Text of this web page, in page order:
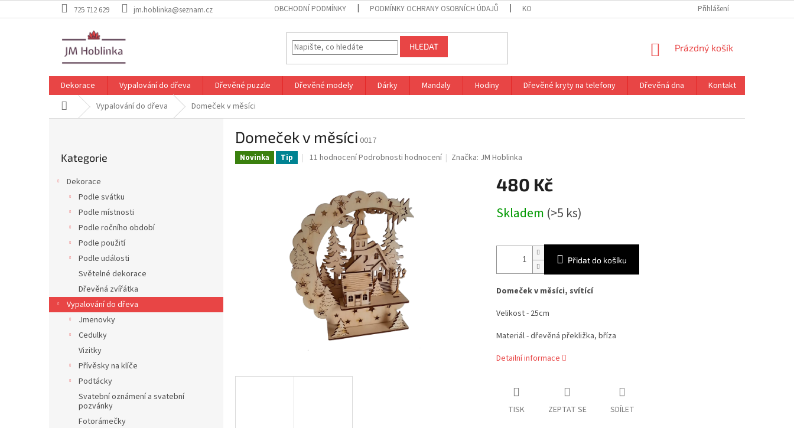
na
725 712 629 jm.hoblinka@seznam.cz OBCHODNÍ PODMÍNKY PODMÍNKY OCHRANY OSOBNÍCH ÚDAJŮ KONTAKT Přihlášení
HLEDAT
NÁKUPNÍ
Prázdný košík
Dekorace Vypalování do dřeva Dřevěné puzzle Dřevěné modely Dárky Mandaly Hodiny Dřevěné kryty na telefony Dřevěná dna
Kontakt
Domů Vypalování do dřeva Domeček v měsíci
l
kategorie
Kategorie
Dekorace
Podle svátku
Podle místnosti
Podle ročního období
Podle použití
Podle události
Světelné dekorace
Dřevěná zvířátka
Vypalování do dřeva
Jmenovky
Cedulky
Vizitky
Přívěsky na klíče
Podtácky
Svatební oznámení a svatební
pozvánky
Fotorámečky
Domeček v měsíci 0017
Novinka Tip
Průměrné
z
5
hvězdiček.
11 hodnoceníPodrobnosti hodnocení Značka: JM Hoblinka
480 Kč
cena:
Skladem (>5 ks)
Přidat do košíku
Domeček v měsíci, svítící
Velikost - 25cm
Materiál - dřevěná překližka, bříza
Detailní informace
TISK ZEPTAT SE SDÍLET